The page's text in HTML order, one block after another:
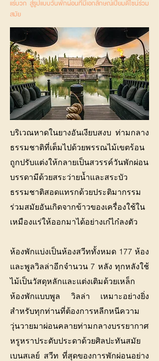
แร่บวก สู่รูปแบบวันพักผ่อนที่มีเอกลักษณ์เปี่ยมดีไซน์ร่วม
สมัย
บริเวณหาดในยางอันเงียบสงบ ท่ามกลาง
ธรรมชาติที่เต็มไปด้วยพรรณไม้เขตร้อน
ถูกปรับแต่งให้กลายเป็นสวรรค์วันพักผ่อน
บรรดามีด้วยสระว่ายน้ำและสระบัว
ธรรมชาติสอดแทรกด้วยประติมากรรม
ร่วมสมัยอันเกิดจากข้าวของเครื่องใช้ใน
เหมืองแร่ให้ออกมาได้อย่างเก๋ไก๋ลงตัว
ห้องพักแบ่งเป็นห้องสวีททั้งหมด 177 ห้อง
และพูลวิลล่าอีกจำนวน 7 หลัง ทุกหลังใช้
ไม้เป็นวัสดุหลักและแต่งเติมด้วยเหล็ก
ห้องพักแบบพูล วิลล่า เหมาะอย่างยิ่ง
สำหรับทุกท่านที่ต้องการหลีกหนีความ
วุ่นวายมาผ่อนคลายท่ามกลางบรรยากาศ
หรูหราประดับประดาด้วยศิลปะทันสมัย
เบนสเลย์ สวีท ที่สุดของการพักผ่อนอย่าง